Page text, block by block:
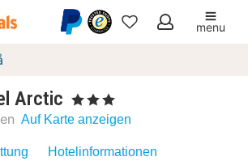
Meine
menu
Arctic , 3 Sterne
Auf Karte anzeigen
Hotelinformationen